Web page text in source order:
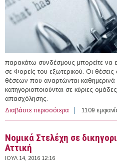
παρακάτω συνδέσμους μπορείτε να
σε Φορείς του εξωτερικού. Οι
θέσεων που αναρτώνται καθημερινά
κατηγοριοποιούνται σε κύριες
απασχόλησης.
Διαβάστε περισσότερα για 54 θέσεις
(14/07/2016)
1109
Νομικά Στελέχη σε
Αττική
ΙΟΥΛ 14, 2016 12:16